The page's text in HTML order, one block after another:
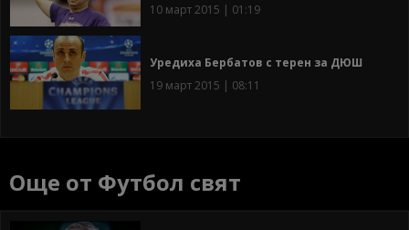
10 март 2015 | 01:19
Уредиха Бербатов с терен за ДЮШ
19 март 2015 | 08:11
Още от Футбол свят